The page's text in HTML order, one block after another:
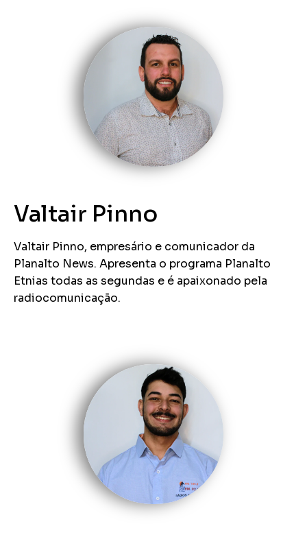
Valtair Pinno
Valtair Pinno, empresário e comunicador da
Planalto News. Apresenta o programa Planalto
Etnias todas as segundas e é apaixonado pela
radiocomunicação.